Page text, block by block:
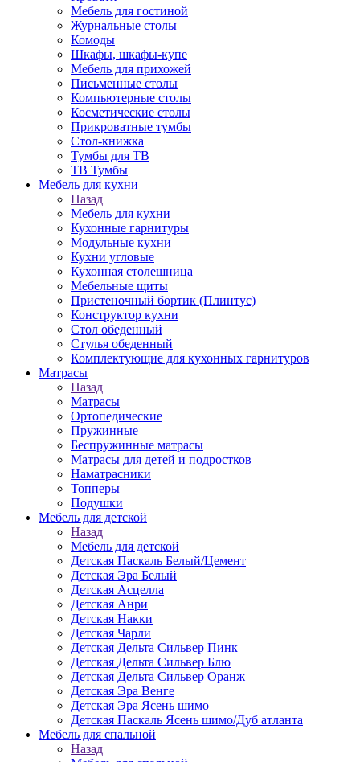
Мебель для гостиной
Журнальные столы
Комоды
Шкафы, шкафы-купе
Мебель для прихожей
Письменные столы
Компьютерные столы
Косметические столы
Прикроватные тумбы
Стол-книжка
Тумбы для ТВ
ТВ Тумбы
Мебель для кухни
Назад
Мебель для кухни
Кухонные гарнитуры
Модульные кухни
Кухни угловые
Кухонная столешница
Мебельные щиты
Пристеночный бортик (Плинтус)
Конструктор кухни
Стол обеденный
Стулья обеденный
Комплектующие для кухонных гарнитуров
Матраcы
Назад
Матраcы
Ортопедические
Пружинные
Беспружинные матрасы
Матрасы для детей и подростков
Наматрасники
Топперы
Подушки
Мебель для детской
Назад
Мебель для детской
Детская Паскаль Белый/Цемент
Детская Эра Белый
Детская Асцелла
Детская Анри
Детская Накки
Детская Чарли
Детская Дельта Сильвер Пинк
Детская Дельта Сильвер Блю
Детская Дельта Сильвер Оранж
Детская Эра Венге
Детская Эра Ясень шимо
Детская Паскаль Ясень шимо/Дуб атланта
Мебель для спальной
Назад